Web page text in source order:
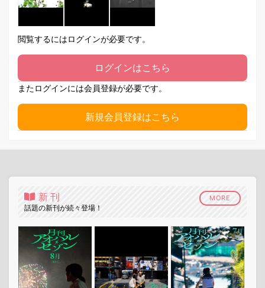
閲覧するにはログインが必要です。
ログインはこちら
またログインには会員登録が必要です。
新規会員登録はこちら
新刊
話題の新刊が続々登場！
MORE